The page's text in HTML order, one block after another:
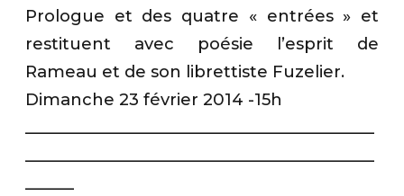
Prologue et des quatre « entrées » et
restituent avec poésie l’esprit de
Rameau et de son librettiste Fuzelier.
Dimanche 23 février 2014 -15h
___________________________________________
___________________________________________
______